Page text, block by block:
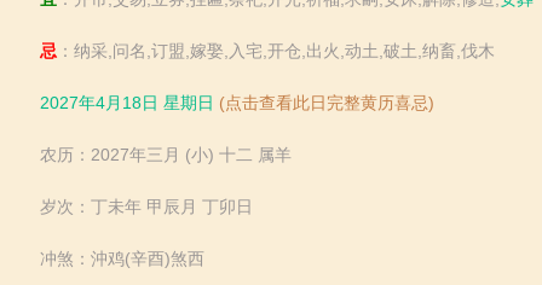
忌 ：纳采,问名,订盟,嫁娶,入宅,开仓,出火,动土,破土,纳畜,伐木
2027年4月18日 星期日 (点击查看此日完整黄历喜忌)
农历：2027年三月 (小) 十二 属羊
岁次：丁未年 甲辰月 丁卯日
冲煞：沖鸡(辛酉)煞西